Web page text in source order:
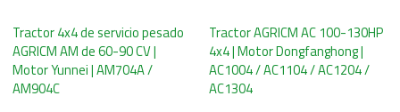
Tractor 4x4 de servicio pesado
AGRICM AM de 60-90 CV |
Motor Yunnei | AM704A /
AM904C
Tractor AGRICM AC 100-130HP
4x4 | Motor Dongfanghong |
AC1004 / AC1104 / AC1204 /
AC1304